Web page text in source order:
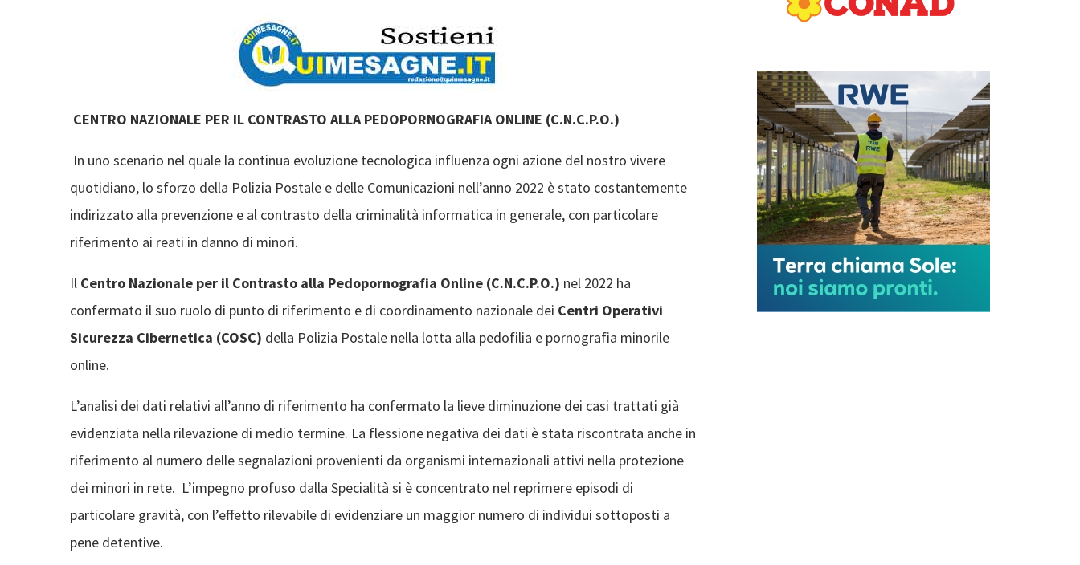
CENTRO NAZIONALE PER IL CONTRASTO ALLA PEDOPORNOGRAFIA ONLINE (C.N.C.P.O.)
In uno scenario nel quale la continua evoluzione tecnologica influenza ogni azione del nostro vivere
quotidiano, lo sforzo della Polizia Postale e delle Comunicazioni nell’anno 2022 è stato costantemente
indirizzato alla prevenzione e al contrasto della criminalità informatica in generale, con particolare
riferimento ai reati in danno di minori.
Il Centro Nazionale per il Contrasto alla Pedopornografia Online (C.N.C.P.O.) nel 2022 ha
confermato il suo ruolo di punto di riferimento e di coordinamento nazionale dei Centri Operativi
Sicurezza Cibernetica (COSC) della Polizia Postale nella lotta alla pedofilia e pornografia minorile
online.
L’analisi dei dati relativi all’anno di riferimento ha confermato la lieve diminuzione dei casi trattati già
evidenziata nella rilevazione di medio termine. La flessione negativa dei dati è stata riscontrata anche in
riferimento al numero delle segnalazioni provenienti da organismi internazionali attivi nella protezione
dei minori in rete. L’impegno profuso dalla Specialità si è concentrato nel reprimere episodi di
particolare gravità, con l’effetto rilevabile di evidenziare un maggior numero di individui sottoposti a
pene detentive.